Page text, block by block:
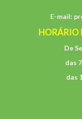
E-mail:
HORÁRIO
De
das
das